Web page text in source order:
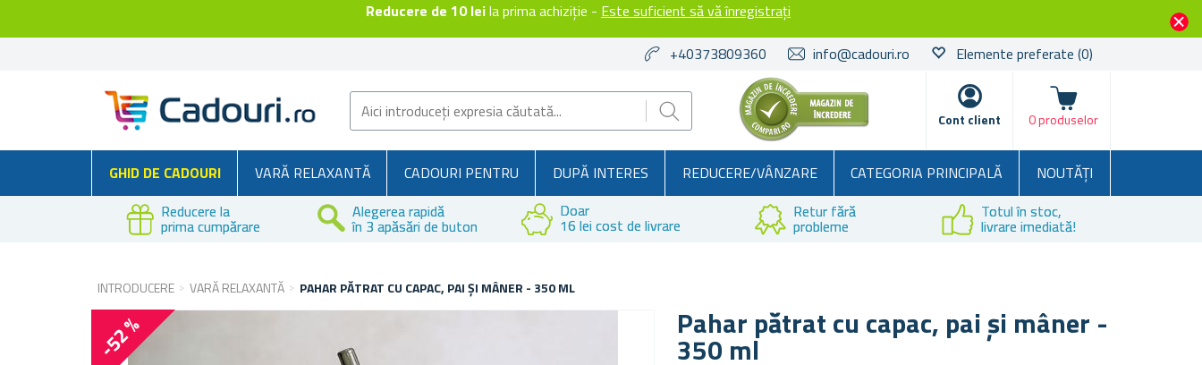
Reducere de 10 leila prima achiziție - Este suficient să vă înregistrați
+40373809360
info@cadouri.ro Elemente preferate (0)
Cont client
Coșul
0 produselor
GHID DE CADOURI VARĂ RELAXANTĂ CADOURI PENTRU DUPĂ INTERES REDUCERE/VÂNZARE CATEGORIA PRINCIPALĂ
NOUTĂȚI
Reducere la
prima cumpărare
Alegerea rapidă
în 3 apăsări de buton
Doar
16 lei cost de livrare
Retur fără
probleme
Totul în stoc,
livrare imediată!
INTRODUCERE VARĂ RELAXANTĂ PAHAR PĂTRAT CU CAPAC, PAI ȘI MÂNER - 350 ML
Pahar pătrat cu capac, pai și mâner -
350 ml
-52 %